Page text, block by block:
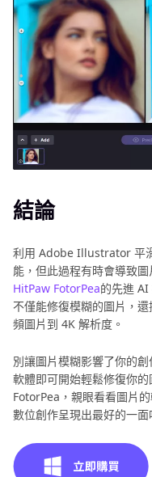
結論
利用 Adobe Illustrator 平
能，但此過程有時會導致
HitPaw FotorPea的先進
不僅能修復模糊的圖片，
頻圖片到 4K 解析度。
別讓圖片模糊影響了你的
軟體即可開始輕鬆修復你
FotorPea，親眼看看圖片
數位創作呈現出最好的一面